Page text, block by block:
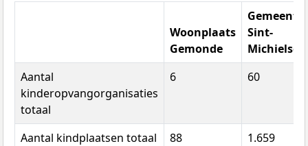
Woonplaats
Gemonde
Gemeente
Sint-
Aantal
kinderopvangorganisaties
totaal
6 60
Aantal kindplaatsen totaal 88
1.659